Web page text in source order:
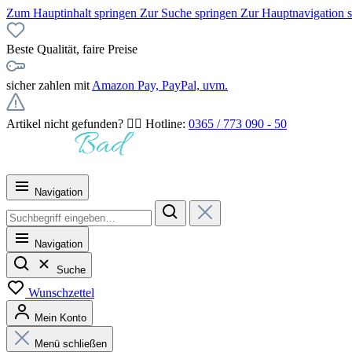
Zum Hauptinhalt springen Zur Suche springen Zur Hauptnavigation
Beste Qualität, faire Preise
sicher zahlen mit Amazon Pay, PayPal, uvm.
Artikel nicht gefunden? 👉🏻 Hotline: 0365 / 773 090 - 50
Navigation
Navigation
Suche
Wunschzettel
Mein Konto
Menü schließen